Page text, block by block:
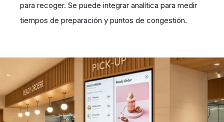
para recoger. Se puede integrar analítica para medir
tiempos de preparación y puntos de congestión.